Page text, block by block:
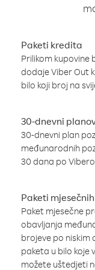
Paketi kredita
Prilikom kupovine
dodaje Viber Out
bilo koji broj na
30-dnevni
30-dnevni plan
međunarodnih
30 dana po
Paketi
Paket mjesečne
obavljanja
brojeve po niskim
paketa u bilo koje
možete uštedjeti